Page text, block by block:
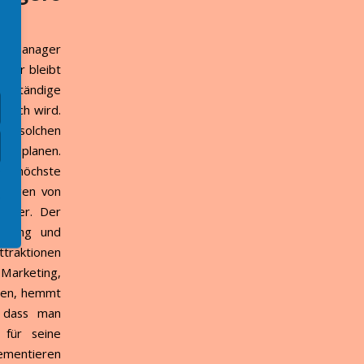
Manager
bleibt
wird.
solchen
planen.
höchste
von
Der
und
hemmt
man
für seine